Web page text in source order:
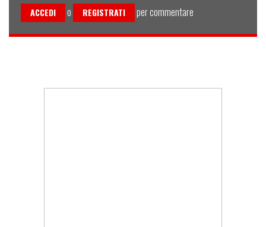
ACCEDI o REGISTRATI per commentare